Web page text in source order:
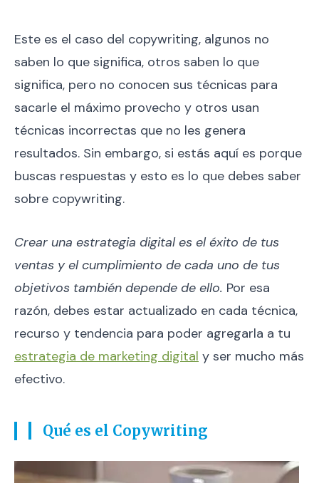
Este es el caso del copywriting, algunos no
saben lo que significa, otros saben lo que
significa, pero no conocen sus técnicas para
sacarle el máximo provecho y otros usan
técnicas incorrectas que no les genera
resultados. Sin embargo, si estás aquí es porque
buscas respuestas y esto es lo que debes saber
sobre copywriting.
Crear una estrategia digital es el éxito de tus
ventas y el cumplimiento de cada uno de tus
objetivos también depende de ello. Por esa
razón, debes estar actualizado en cada técnica,
recurso y tendencia para poder agregarla a tu
estrategia de marketing digital y ser mucho más
efectivo.
Qué es el Copywriting